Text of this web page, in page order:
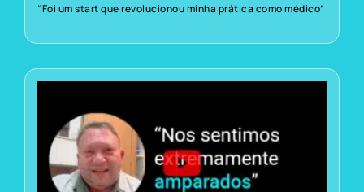
“Foi um start que revolucionou minha prática como médico”